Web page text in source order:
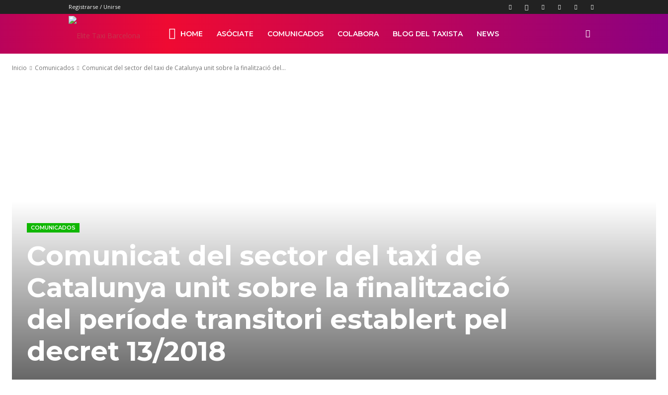
Registrarse / Unirse
Taxi
HOME ASÓCIATE COMUNICADOS COLABORA BLOG DEL TAXISTA NEWS
Inicio Comunicados Comunicat del sector del taxi de Catalunya unit sobre la finalització del...
COMUNICADOS
Comunicat del sector del taxi de
Catalunya unit sobre la finalització
del període transitori establert pel
decret 13/2018